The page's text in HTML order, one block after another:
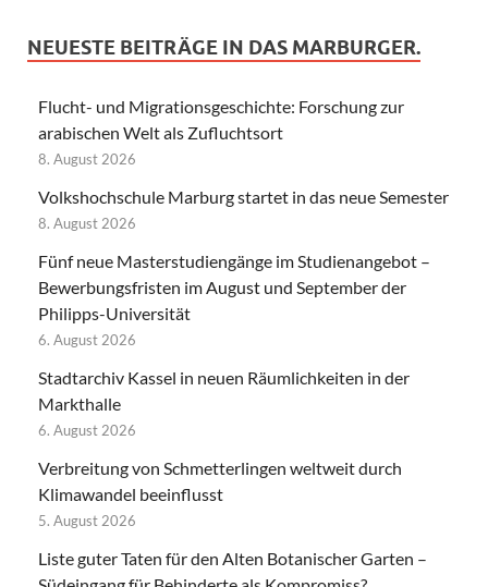
NEUESTE BEITRÄGE IN DAS MARBURGER.
Flucht- und Migrationsgeschichte: Forschung zur
arabischen Welt als Zufluchtsort
8. August 2026
Volkshochschule Marburg startet in das neue Semester
8. August 2026
Fünf neue Masterstudiengänge im Studienangebot –
Bewerbungsfristen im August und September der
Philipps-Universität
6. August 2026
Stadtarchiv Kassel in neuen Räumlichkeiten in der
Markthalle
6. August 2026
Verbreitung von Schmetterlingen weltweit durch
Klimawandel beeinflusst
5. August 2026
Liste guter Taten für den Alten Botanischer Garten –